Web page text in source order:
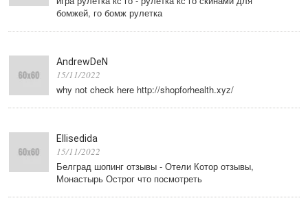
бомжей, го бомж рулетка
AndrewDeN
15/11/2022
why not check here http://shopforhealth.xyz/
Ellisedida
15/11/2022
Белград шопинг отзывы - Отели Котор отзывы,
Монастырь Острог что посмотреть